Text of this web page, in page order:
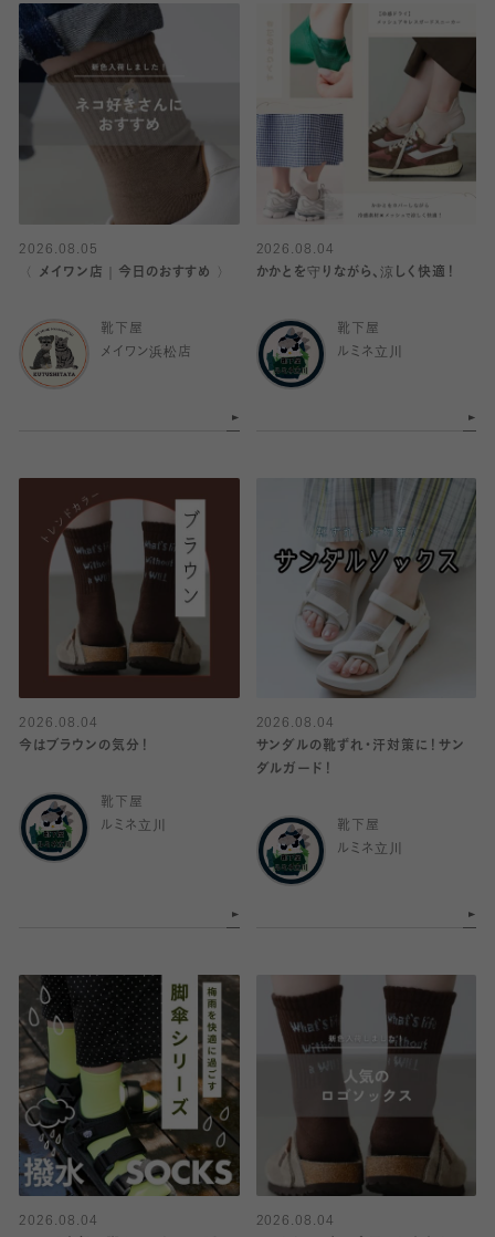
2026.08.05
〈 メイワン店｜今日のおすすめ 〉
靴下屋
メイワン浜松店
2026.08.04
かかとを守りながら、涼しく快適！
靴下屋
ルミネ立川
2026.08.04
今はブラウンの気分！
靴下屋
ルミネ立川
2026.08.04
サンダルの靴ずれ・汗対策に！サン
ダルガード！
靴下屋
ルミネ立川
2026.08.04
2026.08.04